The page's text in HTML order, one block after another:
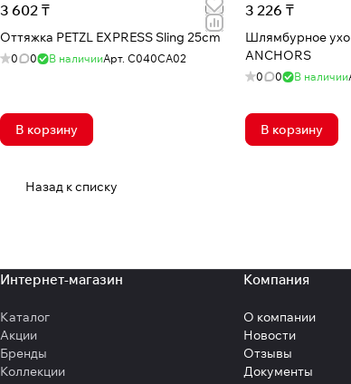
3 602 ₸
Оттяжка PETZL EXPRESS Sling 25cm
0 0 В наличииАрт. C040CA02
В корзину
3 226 ₸
Шлямбурное ухо
ANCHORS
0 0 В наличии
В корзину
Назад к списку
Интернет-магазин
Каталог
Акции
Бренды
Коллекции
Компания
О компании
Новости
Отзывы
Документы